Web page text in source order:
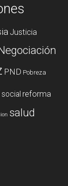
Justicia
PND Pobreza
reforma
salud